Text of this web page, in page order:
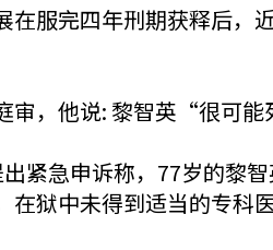
在服完四年刑期获释后
，他说: 黎智英“很可
紧急申诉称，77岁的黎
狱中未得到适当的专科